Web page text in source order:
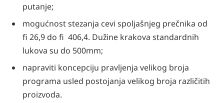
putanje;
mogućnost stezanja cevi spoljašnjeg prečnika od
fi 26,9 do fi 406,4. Dužine krakova standardnih
lukova su do 500mm;
napraviti koncepciju pravljenja velikog broja
programa usled postojanja velikog broja različitih
proizvoda.